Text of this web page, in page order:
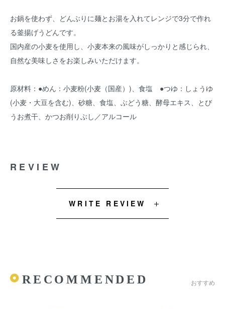
お鍋を使わず、どんぶりに麺とお湯を入れてレンジで3分で作れ
る釜揚げうどんです。
国内産の小麦を使用し、小麦本来の風味がしっかりと感じられ、
自然な美味しさをお楽しみいただけます。
原材料：●めん：小麦粉(小麦（国産）)、食塩 ●つゆ：しょうゆ
(小麦・大豆を含む)、砂糖、食塩、ぶどう糖、酵母エキス、とび
うお煮干、かつお削りぶし／アルコール
REVIEW
WRITE REVIEW
RECOMMENDED おすすめ